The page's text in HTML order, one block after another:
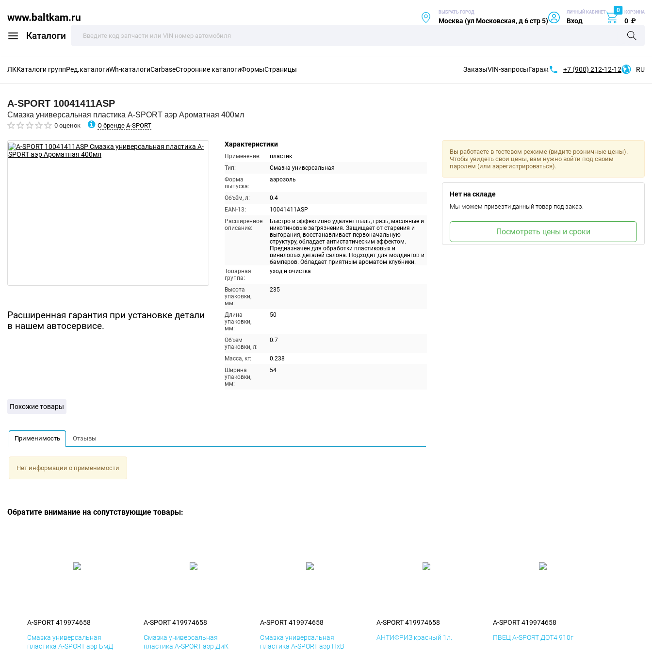
www.baltkam.ru
Каталоги
ВЫБРАТЬ ГОРОД
Москва (ул Московская, д 6 стр 5)
ЛИЧНЫЙ КАБИНЕТ
Вход
0 КОРЗИНА
0 ₽
ЛККаталоги группРед.каталогиWh-каталогиCarbaseСторонние каталогиФормыСтраницы ЗаказыVIN-запросыГараж +7 (900) 212-12-12 RU
A-SPORT 10041411ASP
Смазка универсальная пластика A-SPORT аэр Ароматная 400мл
0 оценок О бренде A-SPORT
Расширенная гарантия при установке детали
в нашем автосервисе.
Характеристики
Применение:
пластик
Тип:
Смазка универсальная
Форма
выпуска:
аэрозоль
Объём, л:
0.4
EAN-13:
10041411ASP
Расширенное
описание:
Быстро и эффективно удаляет пыль, грязь, масляные и
никотиновые загрязнения. Защищает от старения и
выгорания, восстанавливает первоначальную
структуру, обладает антистатическим эффектом.
Предназначен для обработки пластиковых и
виниловых деталей салона. Подходит для молдингов и
бамперов. Обладает приятным ароматом клубники.
Товарная
группа:
уход и очистка
Высота
упаковки,
мм:
235
Длина
упаковки,
мм:
50
Объем
упаковки, л:
0.7
Масса, кг:
0.238
Ширина
упаковки,
мм:
54
Вы работаете в гостевом режиме (видите розничные цены).
Чтобы увидеть свои цены, вам нужно войти под своим
паролем (или зарегистрироваться).
Нет на складе
Мы можем привезти данный товар под заказ.
Посмотреть цены и сроки
Похожие товары
Применимость Отзывы
Нет информации о применимости
Обратите внимание на сопутствующие товары:
A-SPORT 419974658
Смазка универсальная
пластика A-SPORT аэр БмД
A-SPORT 419974658
Смазка универсальная
пластика A-SPORT аэр ДиК
A-SPORT 419974658
Смазка универсальная
пластика A-SPORT аэр ПхВ
A-SPORT 419974658
АНТИФРИЗ красный 1л.
A-SPORT 419974658
ПВЕЦ A-SPORT ДОТ4 910г